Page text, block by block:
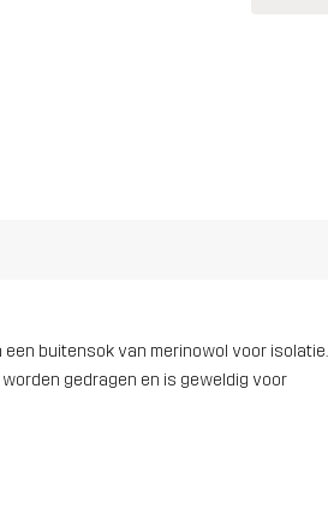
een buitensok van merinowol voor isolatie.
gedragen en is geweldig voor